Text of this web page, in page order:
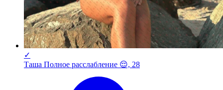
✓
Таша Полное расслабление 😌, 28